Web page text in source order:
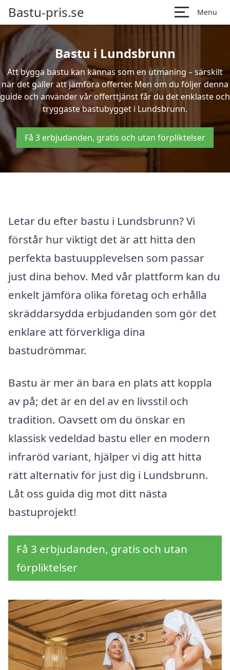
Bastu-pris.se Menu
Bastu i Lundsbrunn
Att bygga bastu kan kännas som en utmaning – särskilt
när det gäller att jämföra offerter. Men om du följer denna
guide och använder vår offerttjänst får du det enklaste och
tryggaste bastubygget i Lundsbrunn.
Få 3 erbjudanden, gratis och utan förpliktelser
Letar du efter bastu i Lundsbrunn? Vi
förstår hur viktigt det är att hitta den
perfekta bastuupplevelsen som passar
just dina behov. Med vår plattform kan du
enkelt jämföra olika företag och erhålla
skräddarsydda erbjudanden som gör det
enklare att förverkliga dina
bastudrömmar.
Bastu är mer än bara en plats att koppla
av på; det är en del av en livsstil och
tradition. Oavsett om du önskar en
klassisk vedeldad bastu eller en modern
infraröd variant, hjälper vi dig att hitta
rätt alternativ för just dig i Lundsbrunn.
Låt oss guida dig mot ditt nästa
bastuprojekt!
Få 3 erbjudanden, gratis och utan
förpliktelser